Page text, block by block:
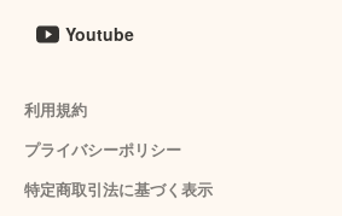
Youtube
利用規約
プライバシーポリシー
特定商取引法に基づく表示